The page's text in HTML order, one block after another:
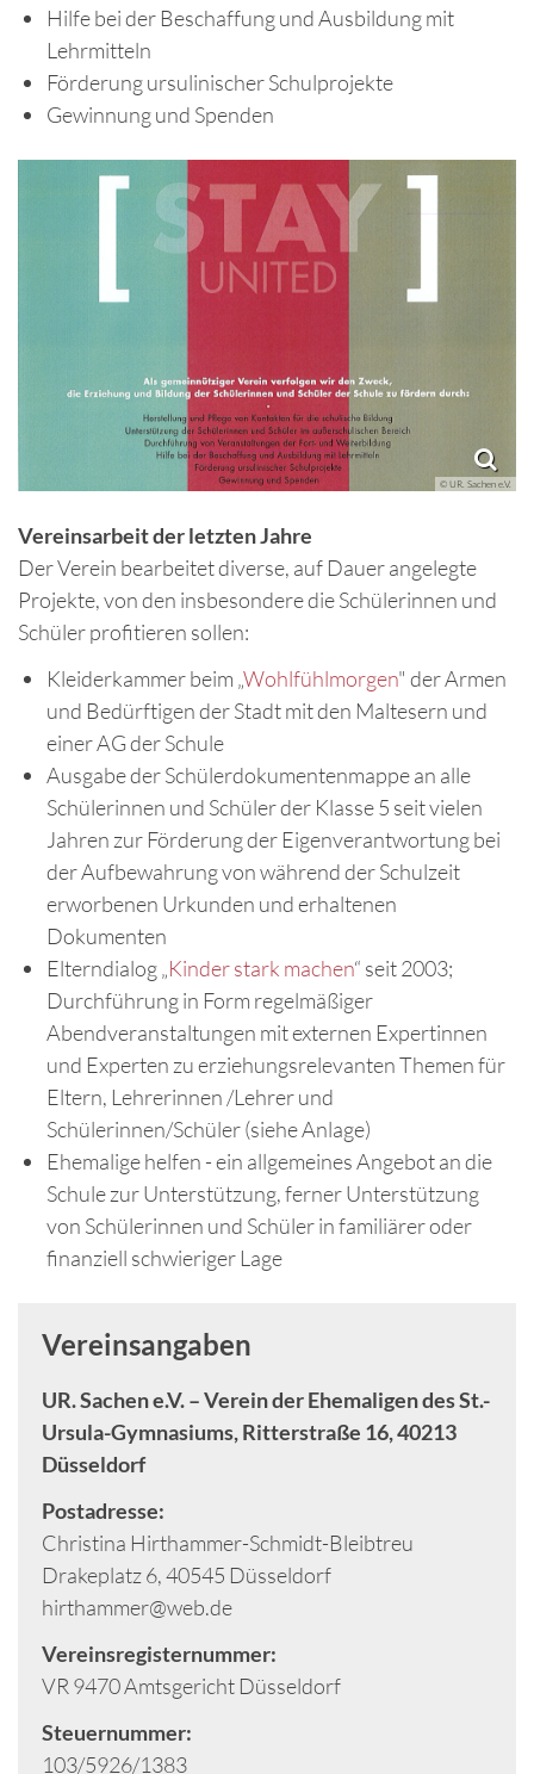
Hilfe bei der Beschaffung und Ausbildung mit
Lehrmitteln
Förderung ursulinischer Schulprojekte
Gewinnung und Spenden
© UR. Sachen e.V.
Vereinsarbeit der letzten Jahre
Der Verein bearbeitet diverse, auf Dauer angelegte
Projekte, von den insbesondere die Schülerinnen und
Schüler profitieren sollen:
Kleiderkammer beim „Wohlfühlmorgen" der Armen
und Bedürftigen der Stadt mit den Maltesern und
einer AG der Schule
Ausgabe der Schülerdokumentenmappe an alle
Schülerinnen und Schüler der Klasse 5 seit vielen
Jahren zur Förderung der Eigenverantwortung bei
der Aufbewahrung von während der Schulzeit
erworbenen Urkunden und erhaltenen
Dokumenten
Elterndialog „Kinder stark machen“ seit 2003;
Durchführung in Form regelmäßiger
Abendveranstaltungen mit externen Expertinnen
und Experten zu erziehungsrelevanten Themen für
Eltern, Lehrerinnen /Lehrer und
Schülerinnen/Schüler (siehe Anlage)
Ehemalige helfen - ein allgemeines Angebot an die
Schule zur Unterstützung, ferner Unterstützung
von Schülerinnen und Schüler in familiärer oder
finanziell schwieriger Lage
Vereinsangaben
UR. Sachen e.V. – Verein der Ehemaligen des St.-
Ursula-Gymnasiums, Ritterstraße 16, 40213
Düsseldorf
Postadresse:
Christina Hirthammer-Schmidt-Bleibtreu
Drakeplatz 6, 40545 Düsseldorf
hirthammer@web.de
Vereinsregisternummer:
VR 9470 Amtsgericht Düsseldorf
Steuernummer:
103/5926/1383